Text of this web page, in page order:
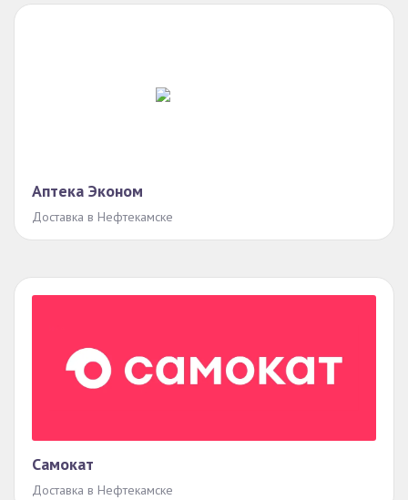
Аптека Эконом
Доставка в Нефтекамске
Самокат
Доставка в Нефтекамске